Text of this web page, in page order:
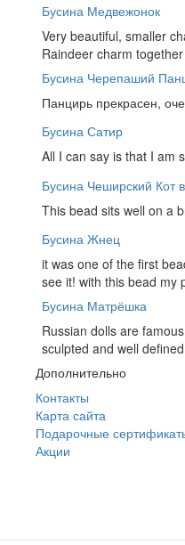
Бусина Медвежонок
Very beautiful, smaller
Raindeer charm
Бусина Черепаший
Панцирь прекрасен,
Бусина Сатир
All I can say is that I am
Бусина Чеширский Кот
This bead sits well on a
Бусина Жнец
it was one of the first
see it! with this bead my
Бусина Матрёшка
Russian dolls are
sculpted and well
Дополнительно
Контакты
Карта сайта
Подарочные
Акции